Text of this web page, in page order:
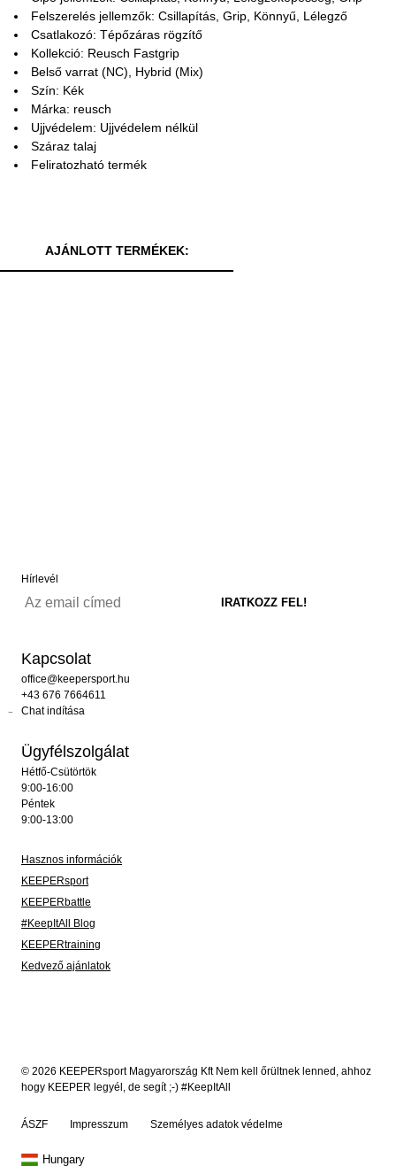
Felszerelés jellemzők: Csillapítás, Grip, Könnyű, Lélegző
Csatlakozó: Tépőzáras rögzítő
Kollekció: Reusch Fastgrip
Belső varrat (NC), Hybrid (Mix)
Szín: Kék
Márka: reusch
Ujjvédelem: Ujjvédelem nélkül
Száraz talaj
Feliratozható termék
AJÁNLOTT TERMÉKEK:
Hírlevél
Kapcsolat
office@keepersport.hu
+43 676 7664611
Chat indítása
Ügyfélszolgálat
Hétfő-Csütörtök
9:00-16:00
Péntek
9:00-13:00
Hasznos információk
KEEPERsport
KEEPERbattle
#KeepItAll Blog
KEEPERtraining
Kedvező ajánlatok
© 2026 KEEPERsport Magyarország Kft Nem kell őrültnek lenned, ahhoz
hogy KEEPER legyél, de segít ;-) #KeepItAll
ÁSZF Impresszum Személyes adatok védelme
Hungary